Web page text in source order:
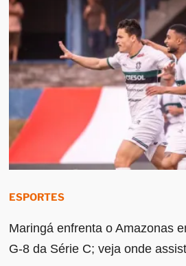
ESPORTES
Maringá enfrenta o Amazonas
G-8 da Série C; veja onde